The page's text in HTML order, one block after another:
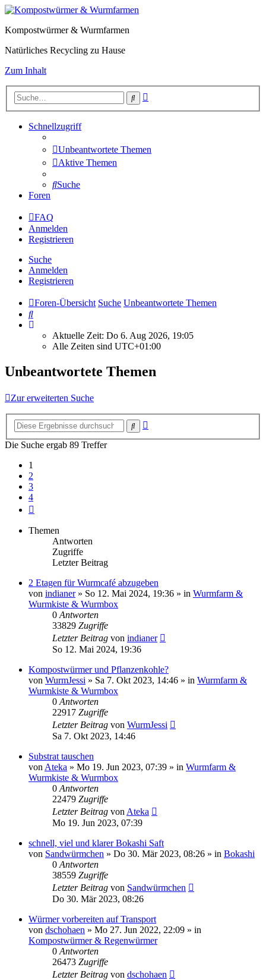
Kompostwürmer & Wurmfarmen
Natürliches Recycling zu Hause
Zum Inhalt
Suche
Schnellzugriff
Unbeantwortete Themen
Aktive Themen
Suche
Foren
FAQ
Anmelden
Registrieren
Suche
Anmelden
Registrieren
Foren-Übersicht Suche Unbeantwortete Themen
Suche
Aktuelle Zeit: Do 6. Aug 2026, 19:05
Alle Zeiten sind UTC+01:00
Unbeantwortete Themen
Zur erweiterten Suche
Suche
Die Suche ergab 89 Treffer
1
2
3
4
Themen
Antworten
Zugriffe
Letzter Beitrag
2 Etagen für Wurmcafé abzugeben
von indianer» So 12. Mai 2024, 19:36 » in Wurmfarm &
Wurmkiste & Wurmbox
0 Antworten
33829 Zugriffe
Letzter Beitrag von indianer
So 12. Mai 2024, 19:36
Kompostwürmer und Pflanzenkohle?
von WurmJessi » Sa 7. Okt 2023, 14:46 » in Wurmfarm &
Wurmkiste & Wurmbox
0 Antworten
22917 Zugriffe
Letzter Beitrag von WurmJessi
Sa 7. Okt 2023, 14:46
Substrat tauschen
von Ateka » Mo 19. Jun 2023, 07:39 » in Wurmfarm &
Wurmkiste & Wurmbox
0 Antworten
22479 Zugriffe
Letzter Beitrag von Ateka
Mo 19. Jun 2023, 07:39
schnell, viel und klarer Bokashi Saft
von Sandwürmchen » Do 30. Mär 2023, 08:26 » in Bokashi
0 Antworten
38559 Zugriffe
Letzter Beitrag von Sandwürmchen
Do 30. Mär 2023, 08:26
Würmer vorbereiten auf Transport
von dschohaen » Mo 27. Jun 2022, 22:09 » in
Kompostwürmer & Regenwürmer
0 Antworten
26473 Zugriffe
Letzter Beitrag von dschohaen